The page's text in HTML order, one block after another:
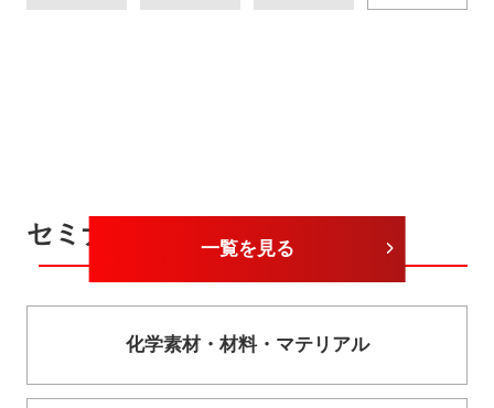
セミナーカテゴリー
一覧を見る
化学素材・ 材料・ マテリアル